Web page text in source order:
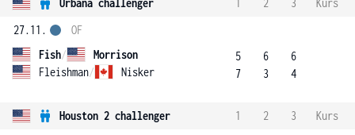
Urbana challenger 1 2 3
Kurs
27.11.
Fish/
Morrison
Fleishman/ Nisker
OF
5
7
6
3
6
4
Houston 2 challenger 1 2 3
Kurs